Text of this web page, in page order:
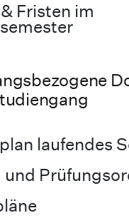
Fristen im
laufendes